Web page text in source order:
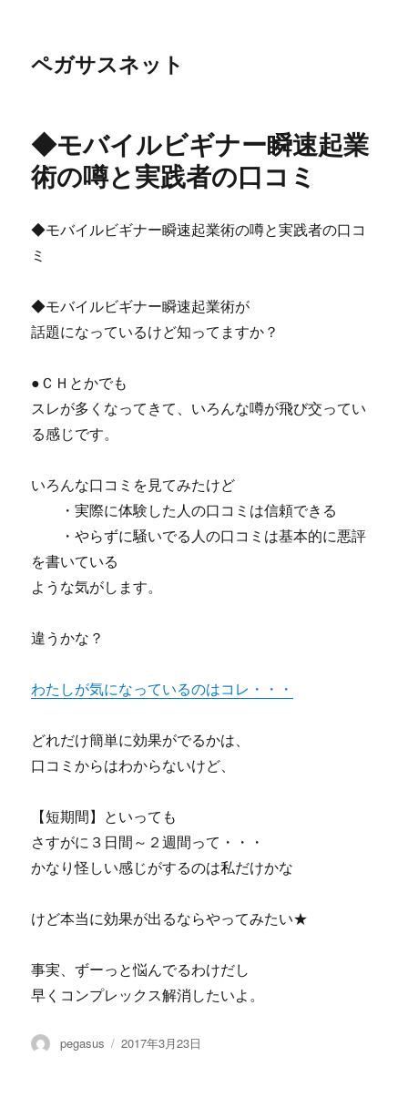
ペガサスネット
◆モバイルビギナー瞬速起業
術の噂と実践者の口コミ
◆モバイルビギナー瞬速起業術の噂と実践者の口コ
ミ
◆モバイルビギナー瞬速起業術が
話題になっているけど知ってますか？
●ＣＨとかでも
スレが多くなってきて、いろんな噂が飛び交ってい
る感じです。
いろんな口コミを見てみたけど
・実際に体験した人の口コミは信頼できる
・やらずに騒いでる人の口コミは基本的に悪評
を書いている
ような気がします。
違うかな？
わたしが気になっているのはコレ・・・
どれだけ簡単に効果がでるかは、
口コミからはわからないけど、
【短期間】といっても
さすがに３日間～２週間って・・・
かなり怪しい感じがするのは私だけかな
けど本当に効果が出るならやってみたい★
事実、ずーっと悩んでるわけだし
早くコンプレックス解消したいよ。
投
pegasus
投
2017年3月23日